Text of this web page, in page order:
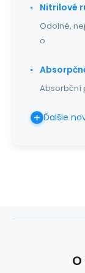
Nitrilové
Odolné,
o
Absorbční
Ďalšie